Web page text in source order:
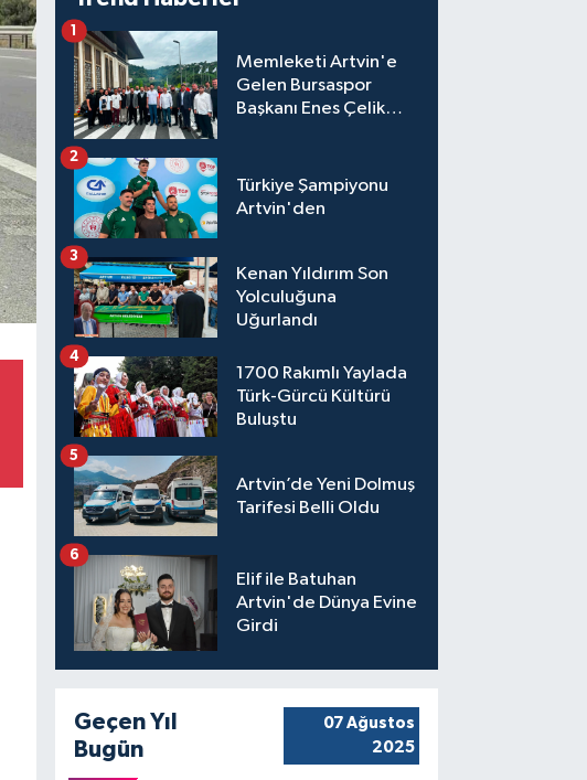
Memleketi Artvin'e
Gelen Bursaspor
Başkanı Enes Çelik
1
Türkiye Şampiyonu
Artvin'den
2
Kenan Yıldırım Son
Yolculuğuna
Uğurlandı
3
1700 Rakımlı Yaylada
Türk-Gürcü Kültürü
Buluştu
4
Artvin’de Yeni Dolmuş
Tarifesi Belli Oldu
5
Elif ile Batuhan
Artvin'de Dünya Evine
Girdi
6
Geçen Yıl
Bugün
07 Ağustos
2025